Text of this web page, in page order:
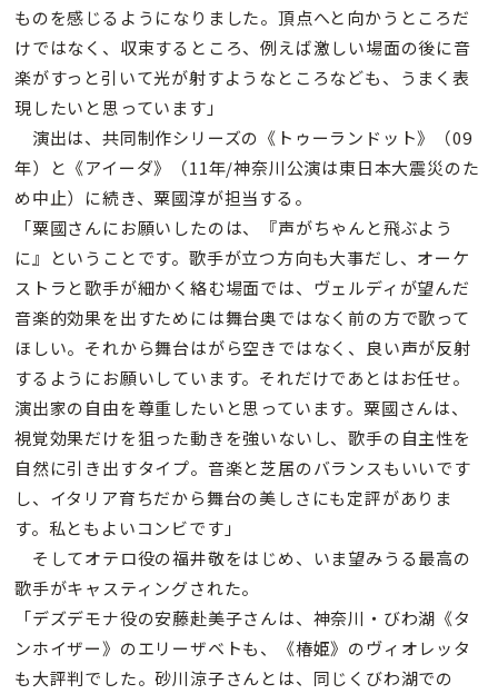
ものを感じるようになりました。頂点へと向かうところだ
けではなく、収束するところ、例えば激しい場面の後に音
楽がすっと引いて光が射すようなところなども、うまく表
現したいと思っています」
演出は、共同制作シリーズの《トゥーランドット》（09
年）と《アイーダ》（11年/神奈川公演は東日本大震災のた
め中止）に続き、粟國淳が担当する。
「粟國さんにお願いしたのは、『声がちゃんと飛ぶよう
に』ということです。歌手が立つ方向も大事だし、オーケ
ストラと歌手が細かく絡む場面では、ヴェルディが望んだ
音楽的効果を出すためには舞台奥ではなく前の方で歌って
ほしい。それから舞台はがら空きではなく、良い声が反射
するようにお願いしています。それだけであとはお任せ。
演出家の自由を尊重したいと思っています。粟國さんは、
視覚効果だけを狙った動きを強いないし、歌手の自主性を
自然に引き出すタイプ。音楽と芝居のバランスもいいです
し、イタリア育ちだから舞台の美しさにも定評がありま
す。私ともよいコンビです」
そしてオテロ役の福井敬をはじめ、いま望みうる最高の
歌手がキャスティングされた。
「デズデモナ役の安藤赴美子さんは、神奈川・びわ湖《タ
ンホイザー》のエリーザベトも、《椿姫》のヴィオレッタ
も大評判でした。砂川涼子さんとは、同じくびわ湖での